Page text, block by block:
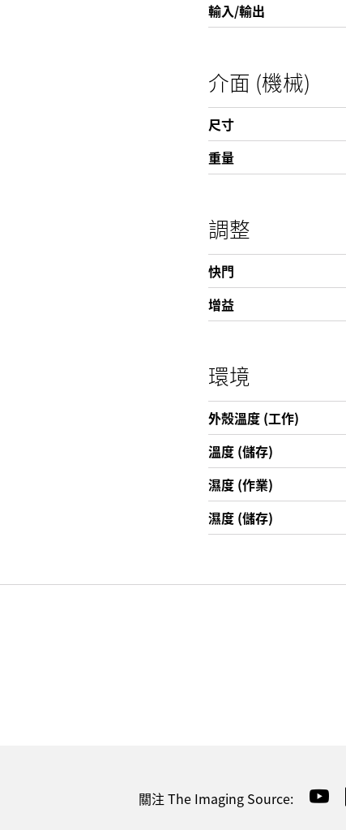
輸入/輸出
介面 (機械)
尺寸
重量
調整
快門
增益
環境
外殼溫度 (工作)
溫度 (儲存)
濕度 (作業)
濕度 (儲存)
關注 The Imaging Source: